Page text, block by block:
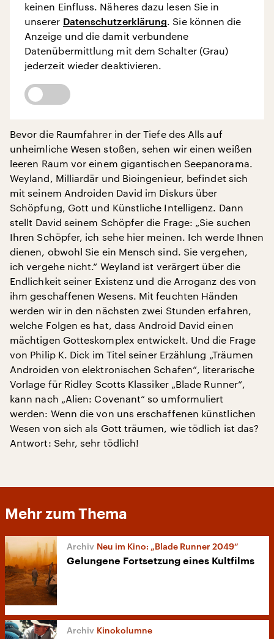
keinen Einfluss. Näheres dazu lesen Sie in
unserer Datenschutzerklärung. Sie können die
Anzeige und die damit verbundene
Datenübermittlung mit dem Schalter (Grau)
jederzeit wieder deaktivieren.
Bevor die Raumfahrer in der Tiefe des Alls auf
unheimliche Wesen stoßen, sehen wir einen weißen
leeren Raum vor einem gigantischen Seepanorama.
Weyland, Milliardär und Bioingenieur, befindet sich
mit seinem Androiden David im Diskurs über
Schöpfung, Gott und Künstliche Intelligenz. Dann
stellt David seinem Schöpfer die Frage: „Sie suchen
Ihren Schöpfer, ich sehe hier meinen. Ich werde Ihnen
dienen, obwohl Sie ein Mensch sind. Sie vergehen,
ich vergehe nicht.“ Weyland ist verärgert über die
Endlichkeit seiner Existenz und die Arroganz des von
ihm geschaffenen Wesens. Mit feuchten Händen
werden wir in den nächsten zwei Stunden erfahren,
welche Folgen es hat, dass Android David einen
mächtigen Gotteskomplex entwickelt. Und die Frage
von Philip K. Dick im Titel seiner Erzählung „Träumen
Androiden von elektronischen Schafen“, literarische
Vorlage für Ridley Scotts Klassiker „Blade Runner“,
kann nach „Alien: Covenant“ so umformuliert
werden: Wenn die von uns erschaffenen künstlichen
Wesen von sich als Gott träumen, wie tödlich ist das?
Antwort: Sehr, sehr tödlich!
Mehr zum Thema
Neu im Kino: „Blade Runner 2049“
Gelungene Fortsetzung eines Kultfilms
Kinokolumne